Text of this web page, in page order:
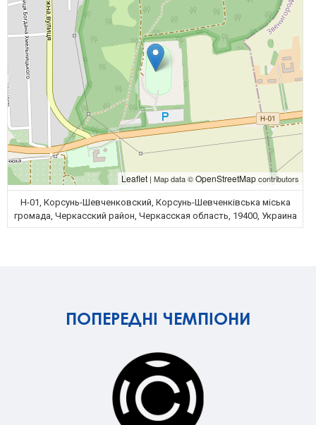
Leaflet | Map data ©OpenStreetMapcontributors
Н-01, Корсунь-Шевченковский, Корсунь-Шевченківська міська
громада, Черкасский район, Черкасская область, 19400, Украина
ПОПЕРЕДНІ ЧЕМПІОНИ